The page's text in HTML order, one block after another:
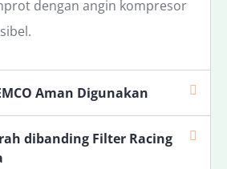
dengan angin kompresor
Aman Digunakan
dibanding Filter Racing